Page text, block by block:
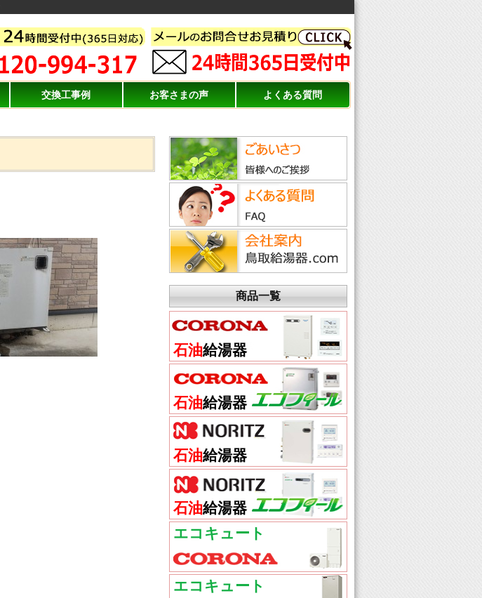
交換工事例 お客さまの声 よくある質問
商品一覧
石油給湯器
石油給湯器
石油給湯器
石油給湯器
エコキュート
エコキュート